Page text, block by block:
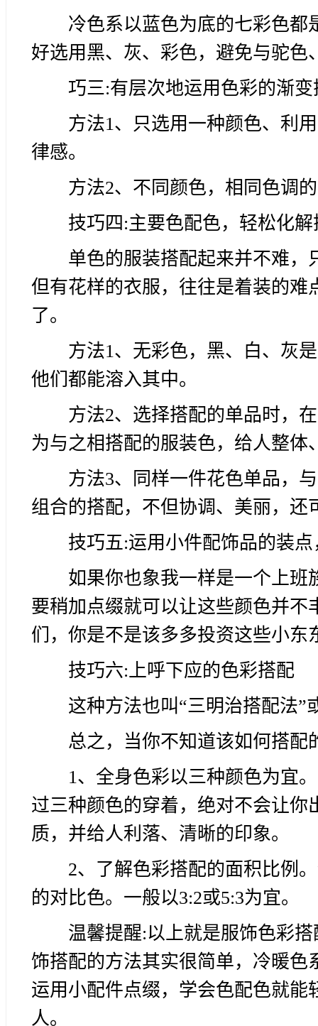
冷色系以蓝色为底的七彩色都
好选用黑、灰、彩色，避免与驼色
巧三:有层次地运用色彩的渐变
方法1、只选用一种颜色、利
律感。
方法2、不同颜色，相同色调
技巧四:主要色配色，轻松化
单色的服装搭配起来并不难，
但有花样的衣服，往往是着装的
了。
方法1、无彩色，黑、白、灰
他们都能溶入其中。
方法2、选择搭配的单品时，
为与之相搭配的服装色，给人整体
方法3、同样一件花色单品，
组合的搭配，不但协调、美丽，还
技巧五:运用小件配饰品的装
如果你也象我一样是一个上班
要稍加点缀就可以让这些颜色并
们，你是不是该多多投资这些小东
技巧六:上呼下应的色彩搭配
这种方法也叫“三明治搭配法”
总之，当你不知道该如何搭配
1、全身色彩以三种颜色为宜
过三种颜色的穿着，绝对不会让
质，并给人利落、清晰的印象。
2、了解色彩搭配的面积比例
的对比色。一般以3:2或5:3为宜。
温馨提醒:以上就是服饰色彩
饰搭配的方法其实很简单，冷暖
运用小配件点缀，学会色配色就
人。